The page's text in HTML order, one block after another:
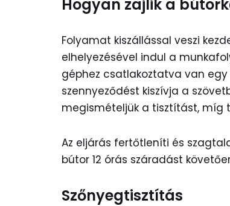
Hogyan zajlik a
Folyamat kiszállással veszi
elhelyezésével indul a
géphez csatlakoztatva van
szennyeződést kiszívja a
megismételjük a tisztítást, míg
Az eljárás fertőtleníti és
bútor 12 órás száradást
Szőnyegtisztítás